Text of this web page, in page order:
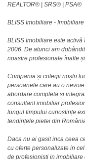
REALTOR®️ | SRS®️ | PSA®️
BLISS Imobiliare -
BLISS Imobiliare este
2006. De atunci am
noastre profesionale înalte
Compania și colegii noștri
persoanele care au o
abordare completa și
consultant imobiliar
lungul timpului cunoștințe
tendințele pietei din
Daca nu ai gasit inca ceea
cu oferte personalizate in
de profesionisti in imobiliare